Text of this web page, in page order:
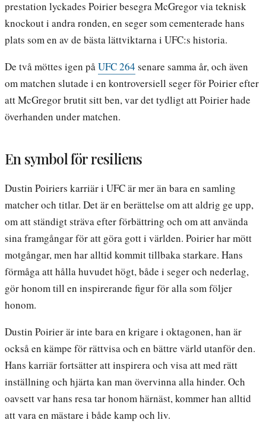
prestation lyckades Poirier besegra McGregor via teknisk
knockout i andra ronden, en seger som cementerade hans
plats som en av de bästa lättviktarna i UFC:s historia.
De två möttes igen påUFC 264 senare samma år, och även
om matchen slutade i en kontroversiell seger för Poirier efter
att McGregor brutit sitt ben, var det tydligt att Poirier hade
överhanden under matchen.
En symbol för resiliens
Dustin Poiriers karriär i UFC är mer än bara en samling
matcher och titlar. Det är en berättelse om att aldrig ge upp,
om att ständigt sträva efter förbättring och om att använda
sina framgångar för att göra gott i världen. Poirier har mött
motgångar, men har alltid kommit tillbaka starkare. Hans
förmåga att hålla huvudet högt, både i seger och nederlag,
gör honom till en inspirerande figur för alla som följer
honom.
Dustin Poirier är inte bara en krigare i oktagonen, han är
också en kämpe för rättvisa och en bättre värld utanför den.
Hans karriär fortsätter att inspirera och visa att med rätt
inställning och hjärta kan man övervinna alla hinder. Och
oavsett var hans resa tar honom härnäst, kommer han alltid
att vara en mästare i både kamp och liv.